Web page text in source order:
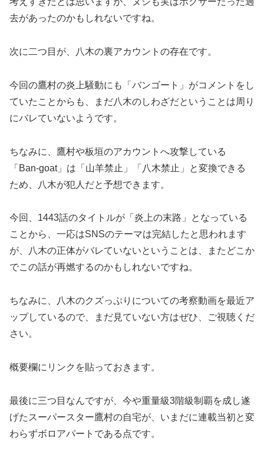
去があったのかもしれないですね。
次に二つ目が、八木の裏アカウントの存在です。
今回の鷹村の炎上騒動にも「バンゴート」がコメントをし
ていたことからも、まだ八木のしわざだということは周り
にバレていないようです。
ちなみに、鷹村や板垣のアカウントへ攻撃している
「Ban-goat」は「山羊禁止」「八木禁止」と変換できる
ため、八木が犯人だと予想できます。
今回、1443話のタイトルが「炎上の末路」となっている
ことから、一応はSNSのテーマは完結したと思われます
が、八木の正体がバレていないということは、またどこか
でこの話が再燃するのかもしれないですね。
ちなみに、八木のクズっぷりについての考察動画を最近ア
ップしているので、まだ見ていない方はぜひ、ご視聴くだ
さい。
概要欄にリンクを貼っておきます。
最後に三つ目なんですが、今や重量級3階級制覇を成し遂
げたスーパースター鷹村の自宅が、いまだに連載当初と変
わらずボロアパートである点です。